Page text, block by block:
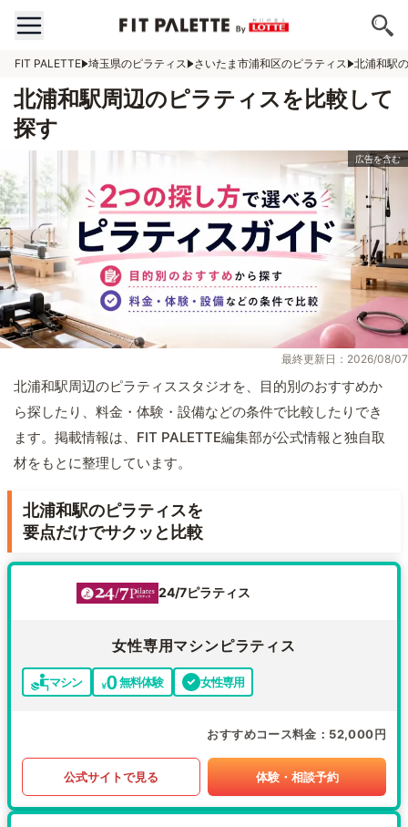
FIT PALETTE 埼玉県のピラティス さいたま市浦和区のピラティス 北浦和駅
北浦和駅周辺のピラティスを比較して
探す
最終更新日：2026/08/07
北浦和駅周辺のピラティススタジオを、目的別のおすすめか
ら探したり、料金・体験・設備などの条件で比較したりでき
ます。掲載情報は、FIT PALETTE編集部が公式情報と独自取
材をもとに整理しています。
北浦和駅のピラティスを
要点だけでサクッと比較
24/7ピラティス
女性専用マシンピラティス
マシン 無料体験 女性専用
おすすめコース料金 52,000円
公式サイトで見る 体験・相談予約